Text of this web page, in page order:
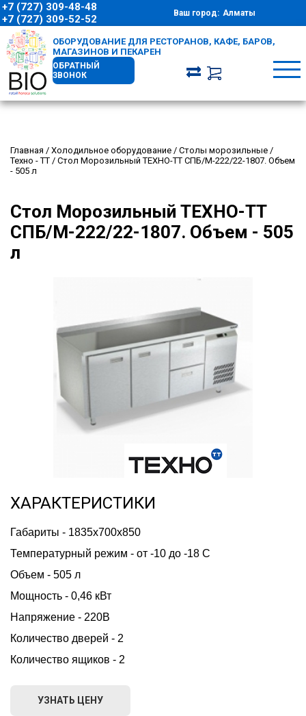
+7 (727) 309-48-48
+7 (727) 309-52-52
Ваш город: Алматы
ОБОРУДОВАНИЕ ДЛЯ РЕСТОРАНОВ, КАФЕ, БАРОВ,
МАГАЗИНОВ И ПЕКАРЕН
ОБРАТНЫЙ
ЗВОНОК
Главная / Холодильное оборудование / Столы морозильные /
Техно - ТТ / Стол Морозильный ТЕХНО-ТТ СПБ/М-222/22-1807. Объем
- 505 л
Стол Морозильный ТЕХНО-ТТ
СПБ/М-222/22-1807. Объем - 505
л
ХАРАКТЕРИСТИКИ
Габариты - 1835х700х850
Температурный режим - от -10 до -18 С
Объем - 505 л
Мощность - 0,46 кВт
Напряжение - 220В
Количество дверей - 2
Количество ящиков - 2
УЗНАТЬ ЦЕНУ